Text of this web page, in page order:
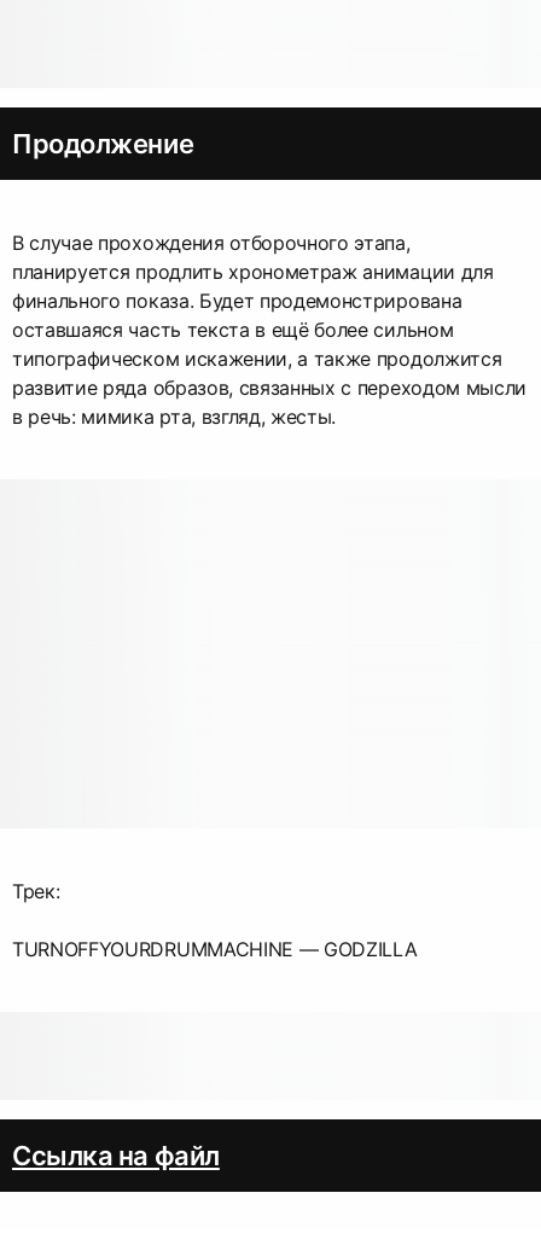
Продолжение
В случае прохождения отборочного этапа,
планируется продлить хронометраж анимации для
финального показа. Будет продемонстрирована
оставшаяся часть текста в ещё более сильном
типографическом искажении, а также продолжится
развитие ряда образов, связанных с переходом мысли
в речь: мимика рта, взгляд, жесты.
Трек:
TURNOFFYOURDRUMMACHINE — GODZILLA
Ссылка на файл